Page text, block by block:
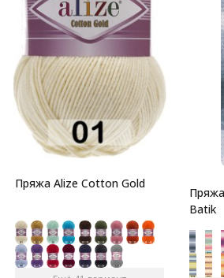
Пряжа Alize Cotton Gold
Batik